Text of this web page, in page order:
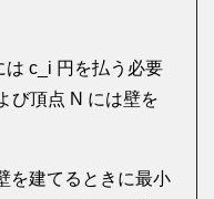
は c_i 円を払う必要
び頂点 N には壁を
を建てるときに最小